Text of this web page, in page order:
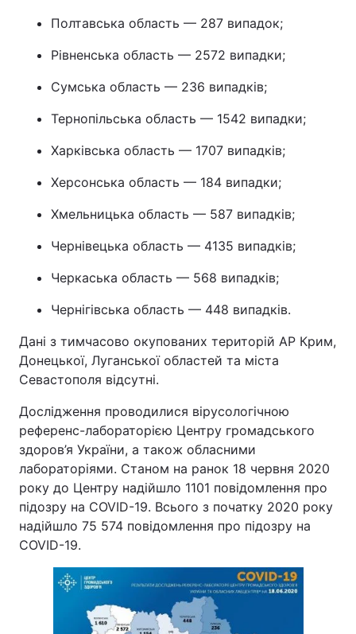
Полтавська область — 287 випадок;
Рівненська область — 2572 випадки;
Сумська область — 236 випадків;
Тернопільська область — 1542 випадки;
Харківська область — 1707 випадків;
Херсонська область — 184 випадки;
Хмельницька область — 587 випадків;
Чернівецька область — 4135 випадків;
Черкаська область — 568 випадків;
Чернігівська область — 448 випадків.
Дані з тимчасово окупованих територій АР Крим,
Донецької, Луганської областей та міста
Севастополя відсутні.
Дослідження проводилися вірусологічною
референс-лабораторією Центру громадського
здоров’я України, а також обласними
лабораторіями. Станом на ранок 18 червня 2020
року до Центру надійшло 1101 повідомлення про
підозру на COVID-19. Всього з початку 2020 року
надійшло 75 574 повідомлення про підозру на
COVID-19.